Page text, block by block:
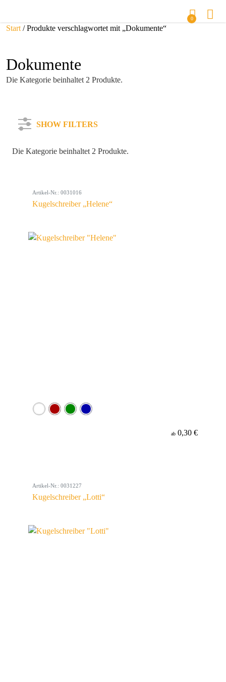
0
Start / Produkte verschlagwortet mit „Dokumente“
Dokumente
Die Kategorie beinhaltet 2 Produkte.
SHOW FILTERS
Farbe
Die Kategorie beinhaltet 2 Produkte.
Artikel-Nr.: 0031016
Kugelschreiber „Helene“
ab 0,30 €
Artikel-Nr.: 0031227
Kugelschreiber „Lotti“